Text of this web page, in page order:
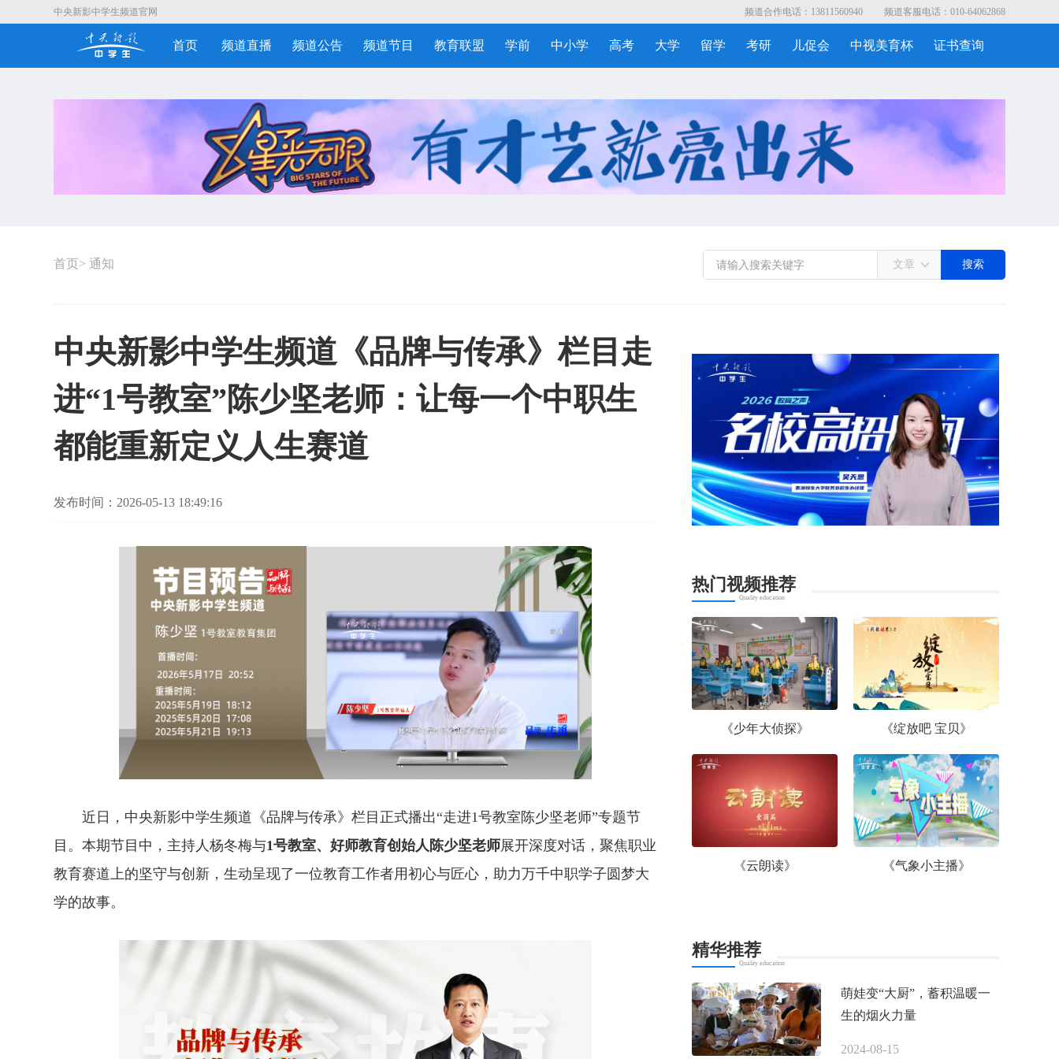
中央新影中学生频道官网 频道合作电话：13811560940 频道客服电话：010-64062868
首页 频道直播 频道公告 频道节目 教育联盟 学前 中小学 高考 大学 留学 考研 儿促会 中视美育杯 证书查询
首页> 通知 文章 搜索
中央新影中学生频道《品牌与传承》栏目走
进“1号教室”陈少坚老师：让每一个中职生
都能重新定义人生赛道
发布时间：2026-05-13 18:49:16
近日，中央新影中学生频道《品牌与传承》栏目正式播出“走进1号教室陈少坚老师”专题节
目。本期节目中，主持人杨冬梅与1号教室、好师教育创始人陈少坚老师展开深度对话，聚焦职业
教育赛道上的坚守与创新，生动呈现了一位教育工作者用初心与匠心，助力万千中职学子圆梦大
学的故事。
热门视频推荐
Quality education
《少年大侦探》 《绽放吧 宝贝》
《云朗读》 《气象小主播》
精华推荐
Quality education
萌娃变“大厨”，蓄积温暖一
生的烟火力量
2024-08-15